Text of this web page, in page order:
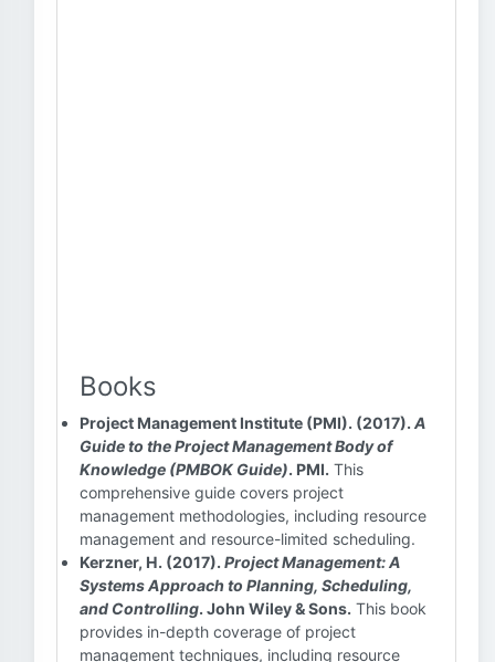
Books
Project Management Institute (PMI). (2017). A
Guide to the Project Management Body of
Knowledge (PMBOK Guide). PMI. This
comprehensive guide covers project
management methodologies, including resource
management and resource-limited scheduling.
Kerzner, H. (2017). Project Management: A
Systems Approach to Planning, Scheduling,
and Controlling. John Wiley & Sons. This book
provides in-depth coverage of project
management techniques, including resource